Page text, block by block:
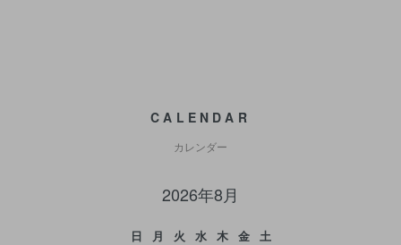
CALENDAR
カレンダー
2026年8月
日 月 火 水 木 金
土